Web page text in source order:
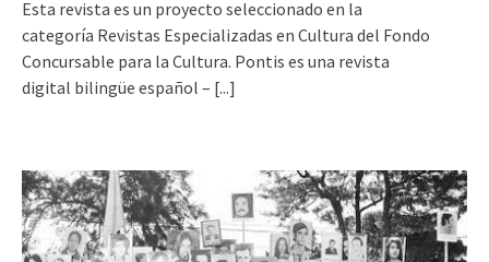
Esta revista es un proyecto seleccionado en la
categoría Revistas Especializadas en Cultura del Fondo
Concursable para la Cultura. Pontis es una revista
digital bilingüe español­ – [...]